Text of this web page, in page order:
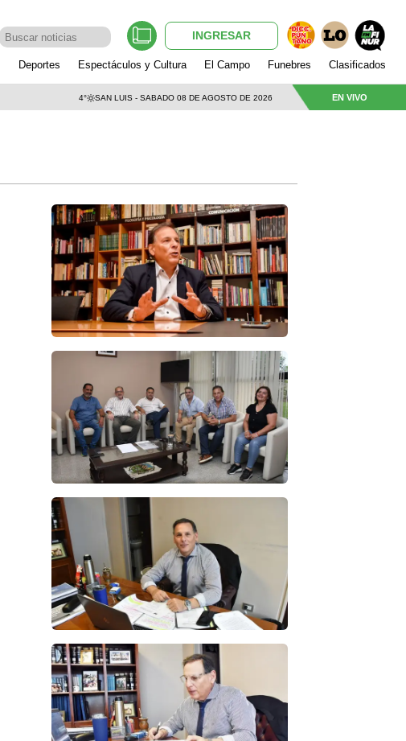
INGRESAR
Deportes Espectáculos y Cultura El Campo Funebres Clasificados
4° SAN LUIS - SABADO 08 DE AGOSTO DE 2026 EN VIVO